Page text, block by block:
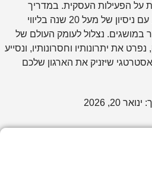
על הפעילות העסקית. במדריך
המקיף שלפניכם, אנו ב-ERG, עם ניסיון של מעל 20 שנה בליווי
במושגים. נצלול לעומק העולם של
את יתרונותיו וחסרונותיו, ונסייע
שיזניק את הארגון שלכם
ינואר 20, 2026